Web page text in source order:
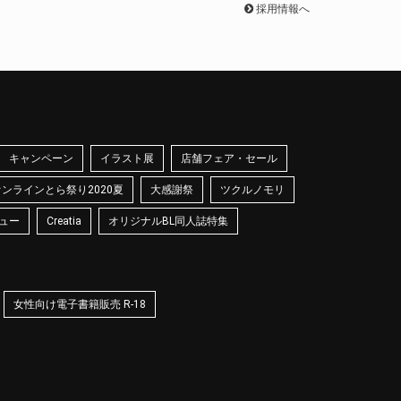
採用情報へ
キャンペーン イラスト展 店舗フェア・セール
ラインとら祭り2020夏 大感謝祭 ツクルノモリ
ー Creatia オリジナルBL同人誌特集
女性向け電子書籍販売 R-18